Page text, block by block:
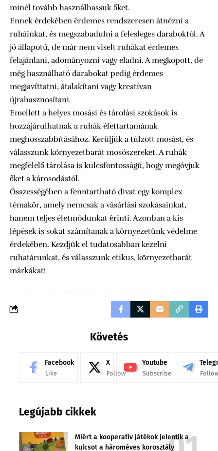
minél tovább használhassuk őket.
Ennek érdekében érdemes rendszeresen átnézni a
ruháinkat, és megszabadulni a felesleges daraboktól. A
jó állapotú, de már nem viselt ruhákat érdemes
felajánlani, adományozni vagy eladni. A megkopott, de
még használható darabokat pedig érdemes
megjavíttatni, átalakítani vagy kreatívan
újrahasznosítani.
Emellett a helyes mosási és tárolási szokások is
hozzájárulhatnak a ruhák élettartamának
meghosszabbításához. Kerüljük a túlzott mosást, és
válasszunk környezetbarát mosószereket. A ruhák
megfelelő tárolása is kulcsfontosságú, hogy megóvjuk
őket a károsodástól.
Összességében a fenntartható divat egy komplex
témakör, amely nemcsak a vásárlási szokásainkat,
hanem teljes életmódunkat érinti. Azonban a kis
lépések is sokat számítanak a környezetünk védelme
érdekében. Kezdjük el tudatosabban kezelni
ruhatárunkat, és válasszunk etikus, környezetbarát
márkákat!
Követés
Facebook
Like
X
Follow
Youtube
Subscribe
Legújabb cikkek
Miért a kooperatív játékok jelentik a
kulcsot a hároméves korosztály